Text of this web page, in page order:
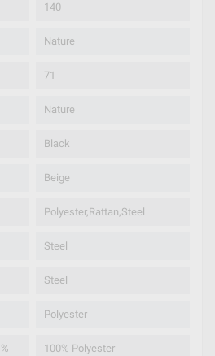
140
Nature
71
Nature
Black
Beige
Polyester,Rattan,Steel
Steel
Steel
Polyester
100% Polyester